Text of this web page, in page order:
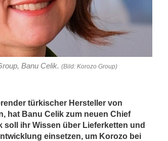
Banu Celik. (Bild: Korozo Group)
türkischer Hersteller von
hat Banu Celik zum neuen Chief
soll ihr Wissen über Lieferketten und
einsetzen, um Korozo bei